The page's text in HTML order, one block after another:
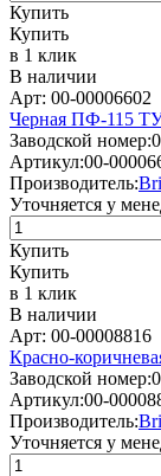
Купить
Купить
в 1 клик
В наличии
Арт: 00-00006602
Черная ПФ-115
Заводской номер:
Артикул:00-
Производитель:
Уточняется у
Купить
Купить
в 1 клик
В наличии
Арт: 00-00008816
Красно-
Заводской номер:
Артикул:00-
Производитель:
Уточняется у